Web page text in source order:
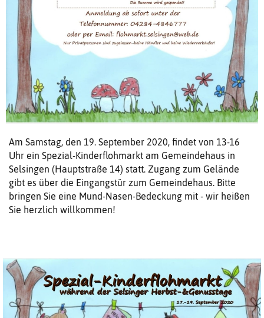
Am Samstag, den 19. September 2020, findet von 13-16
Uhr ein Spezial-Kinderflohmarkt am Gemeindehaus in
Selsingen (Hauptstraße 14) statt. Zugang zum Gelände
gibt es über die Eingangstür zum Gemeindehaus. Bitte
bringen Sie eine Mund-Nasen-Bedeckung mit - wir heißen
Sie herzlich willkommen!